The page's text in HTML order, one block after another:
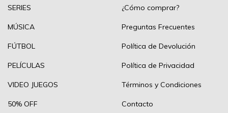
SERIES
MÚSICA
FÚTBOL
PELÍCULAS
VIDEO JUEGOS
50% OFF
¿Cómo comprar?
Preguntas Frecuentes
Política de Devolución
Política de Privacidad
Términos y Condiciones
Contacto